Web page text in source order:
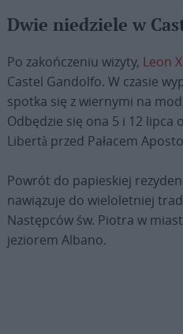
Dwie niedziele w
Po zakończeniu wizyty, Leon
Castel Gandolfo. W czasie
spotka się z wiernymi na
Odbędzie się ona 5 i 12 lipca
Libertà przed Pałacem
Powrót do papieskiej
nawiązuje do wieloletniej
Następców św. Piotra w
jeziorem Albano.